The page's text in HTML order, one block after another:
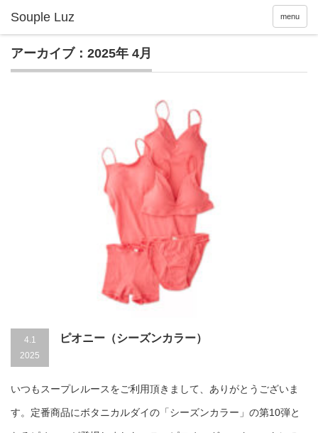
menu
アーカイブ：2025年 4月
4.1
2025
ピオニー（シーズンカラー）
いつもスープレルースをご利用頂きまして、ありがとうございま
す。定番商品にボタニカルダイの「シーズンカラー」の第10弾と